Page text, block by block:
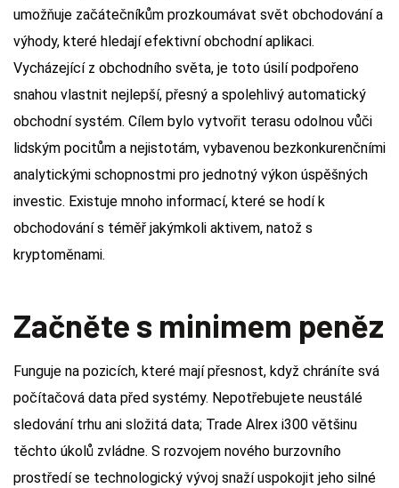
umožňuje začátečníkům prozkoumávat svět obchodování a
výhody, které hledají efektivní obchodní aplikaci.
Vycházející z obchodního světa, je toto úsilí podpořeno
snahou vlastnit nejlepší, přesný a spolehlivý automatický
obchodní systém. Cílem bylo vytvořit terasu odolnou vůči
lidským pocitům a nejistotám, vybavenou bezkonkurenčními
analytickými schopnostmi pro jednotný výkon úspěšných
investic. Existuje mnoho informací, které se hodí k
obchodování s téměř jakýmkoli aktivem, natož s
kryptoměnami.
Začněte s minimem peněz
Funguje na pozicích, které mají přesnost, když chráníte svá
počítačová data před systémy. Nepotřebujete neustálé
sledování trhu ani složitá data; Trade Alrex i300 většinu
těchto úkolů zvládne. S rozvojem nového burzovního
prostředí se technologický vývoj snaží uspokojit jeho silné